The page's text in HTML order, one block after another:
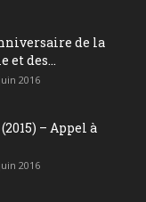
de la
et des...
2016
– Appel à
2016